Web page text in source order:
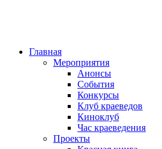
Главная
Мероприятия
Анонсы
События
Конкурсы
Клуб краеведов
Киноклуб
Час краеведения
Проекты